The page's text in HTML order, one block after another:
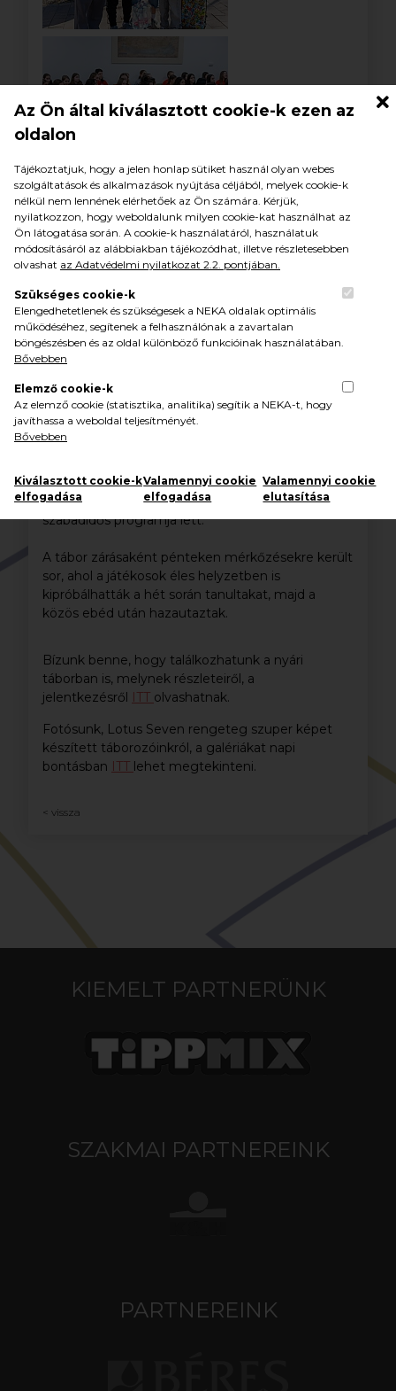
A szervezők a kikapcsolódásról is gondoskodtak.
Az esti órákban közösségi események – többek
között mozi, játékterem és közös foglalkozások –
segítették a csapatépítést. A csütörtöki napon
magasösvény és kilátólátogatás színesítették a
programot, amely a gyermekek egyik kedvenc
szabadidős programja lett.
A tábor zárásaként pénteken mérkőzésekre került
sor, ahol a játékosok éles helyzetben is
kipróbálhatták a hét során tanultakat, majd a
közös ebéd után hazautaztak.
Bízunk benne, hogy találkozhatunk a nyári
táborban is, melynek részleteiről, a
jelentkezésről ITT olvashatnak.
Fotósunk, Lotus Seven rengeteg szuper képet
készített táborozóinkról, a galériákat napi
bontásban ITT lehet megtekinteni.
< vissza
KIEMELT PARTNERÜNK
SZAKMAI PARTNEREINK
PARTNEREINK
Az Ön által kiválasztott cookie-k ezen az
oldalon
Tájékoztatjuk, hogy a jelen honlap sütiket használ olyan webes
szolgáltatások és alkalmazások nyújtása céljából, melyek cookie-k
nélkül nem lennének elérhetőek az Ön számára. Kérjük,
nyilatkozzon, hogy weboldalunk milyen cookie-kat használhat az
Ön látogatása során. A cookie-k használatáról, használatuk
módosításáról az alábbiakban tájékozódhat, illetve részletesebben
olvashat az Adatvédelmi nyilatkozat 2.2. pontjában.
Szükséges cookie-k
Elengedhetetlenek és szükségesek a NEKA oldalak optimális
működéséhez, segítenek a felhasználónak a zavartalan
böngészésben és az oldal különböző funkcióinak használatában.
Bővebben
Elemző cookie-k
Az elemző cookie (statisztika, analitika) segítik a NEKA-t, hogy
javíthassa a weboldal teljesítményét.
Bővebben
Kiválasztott cookie-k
elfogadása
Valamennyi cookie
elfogadása
Valamennyi cookie
elutasítása